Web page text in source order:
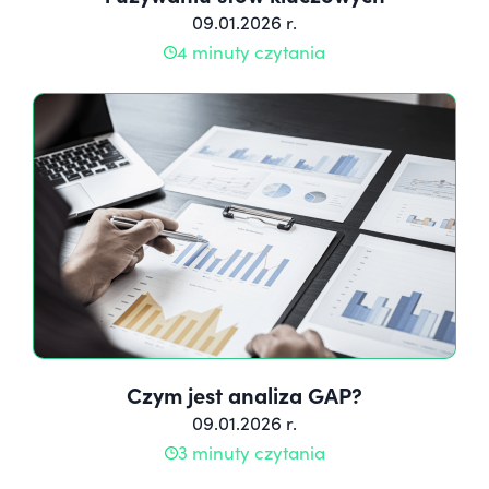
09.01.2026 r.
4 minuty czytania
Czym jest analiza GAP?
09.01.2026 r.
3 minuty czytania